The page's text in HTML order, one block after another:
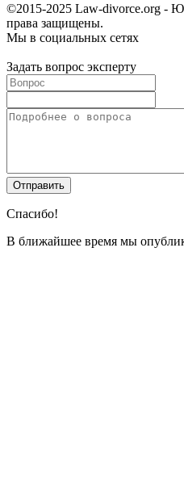
©2015-2025 Law-divorce.org -
права защищены.
Мы в социальных сетях
Задать вопрос эксперту
Спасибо!
В ближайшее время мы